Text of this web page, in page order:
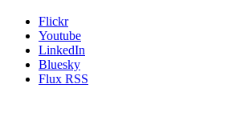
Flickr
Youtube
LinkedIn
Bluesky
Flux RSS